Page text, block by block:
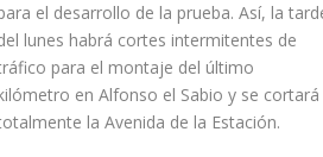
el desarrollo de la prueba. Así, la
lunes habrá cortes intermitentes de
para el montaje del último
en Alfonso el Sabio y se cortará
la Avenida de la Estación.